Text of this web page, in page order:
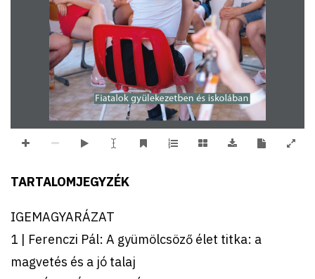
Fiatalok gyülekezetben és iskolában
TARTALOMJEGYZÉK
IGEMAGYARÁZAT
1 | Ferenczi Pál: A gyümölcsöző élet titka: a
magvetés és a jó talaj